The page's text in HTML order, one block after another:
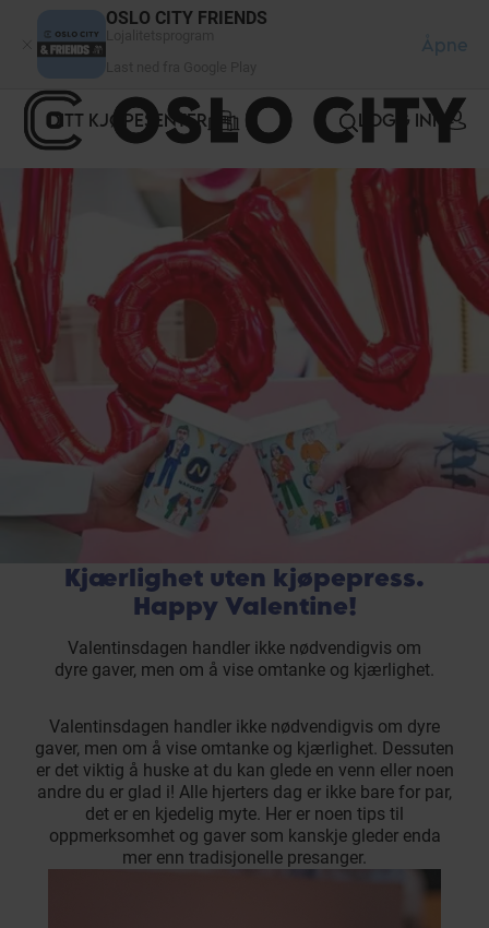
OSLO CITY FRIENDS
Åpne
DITT KJØPESENTER LOGG INN
Kjærlighet uten kjøpepress.
Happy Valentine!
Valentinsdagen handler ikke nødvendigvis om
dyre gaver, men om å vise omtanke og kjærlighet.
Valentinsdagen handler ikke nødvendigvis om dyre
gaver, men om å vise omtanke og kjærlighet. Dessuten
er det viktig å huske at du kan glede en venn eller noen
andre du er glad i! Alle hjerters dag er ikke bare for par,
det er en kjedelig myte. Her er noen tips til
oppmerksomhet og gaver som kanskje gleder enda
mer enn tradisjonelle presanger.
Panel for informasjonskapsler